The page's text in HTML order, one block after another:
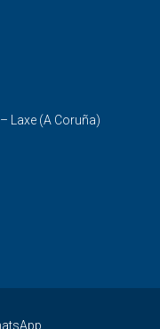
Laxe (A Coruña)